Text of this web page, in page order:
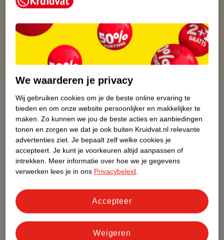
Gratis thuisbezorgd vanaf 50.00
Gratis punten met je Kruidvat kaart
Over dit product
Productinformatie
Etiketinformatie
Impact Score.
Meer informatie
We waarderen je privacy
Wij gebruiken cookies om je de beste online ervaring te
bieden en om onze website persoonlijker en makkelijker te
maken. Zo kunnen we jou de beste acties en aanbiedingen
tonen en zorgen we dat je ook buiten Kruidvat.nl relevante
advertenties ziet. Je bepaalt zelf welke cookies je
accepteert. Je kunt je voorkeuren altijd aanpassen of
intrekken. Meer informatie over hoe we je gegevens
verwerken lees je in ons Privacybeleid.
Weigeren
Accepteer